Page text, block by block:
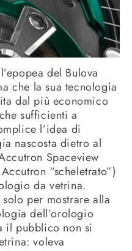
del Bulova
che la sua tecnologia
dal più economico
sufficienti a
l’idea di
nascosta dietro al
Spaceview
“scheletrato”)
da vetrina.
per mostrare alla
dell’orologio
il pubblico non si
voleva